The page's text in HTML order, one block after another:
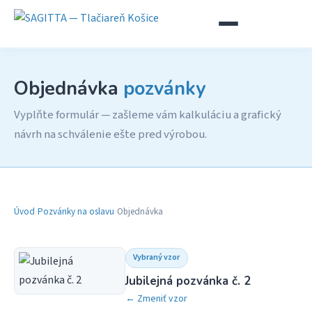
Objednávka pozvánky
Vyplňte formulár — zašleme vám kalkuláciu a grafický
návrh na schválenie ešte pred výrobou.
Úvod›Pozvánky na oslavu›Objednávka
Vybraný vzor
Jubilejná pozvánka č. 2
← Zmeniť vzor